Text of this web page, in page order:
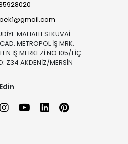
MAHALLESİ KUVAİ
CAD. METROPOL İŞ MRK.
İŞ MERKEZİ NO:105/1 İÇ
Z34 AKDENİZ/MERSİN